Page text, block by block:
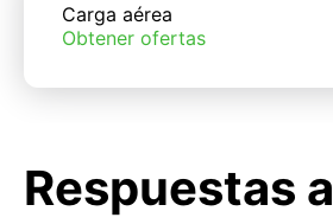
Carga aérea
Obtener ofertas
Respuestas a